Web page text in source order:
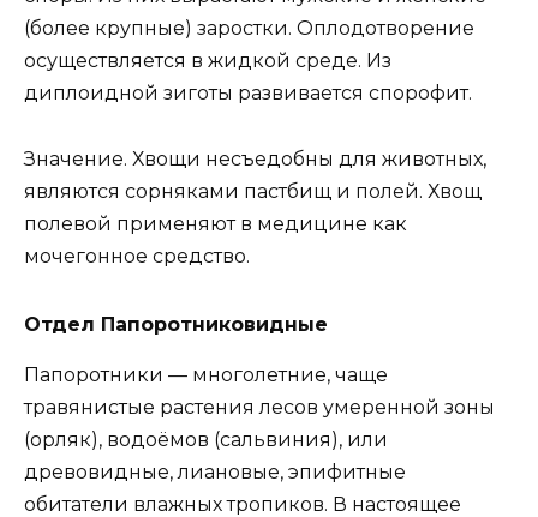
(более крупные) заростки. Оплодотворение
осуществляется в жидкой среде. Из
диплоидной зиготы развивается спорофит.
Значение. Хвощи несъедобны для животных,
являются сорняками пастбищ и полей. Хвощ
полевой применяют в медицине как
мочегонное средство.
Отдел Папоротниковидные
Папоротники — многолетние, чаще
травянистые растения лесов умеренной зоны
(орляк), водоёмов (сальвиния), или
древовидные, лиановые, эпифитные
обитатели влажных тропиков. В настоящее